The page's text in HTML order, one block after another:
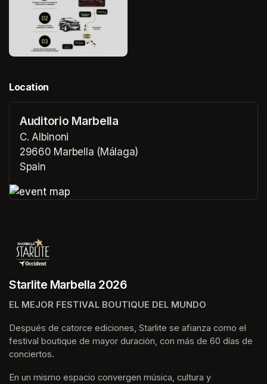
Location
Auditorio Marbella
C. Albinoni
29660 Marbella (Málaga)
Spain
Starlite Marbella 2026
EL MEJOR FESTIVAL BOUTIQUE DEL MUNDO
Después de catorce ediciones, Starlite se afianza como el
festival boutique de mayor duración, con más de 60 días de
conciertos.
En un mismo espacio convergen música, cultura y